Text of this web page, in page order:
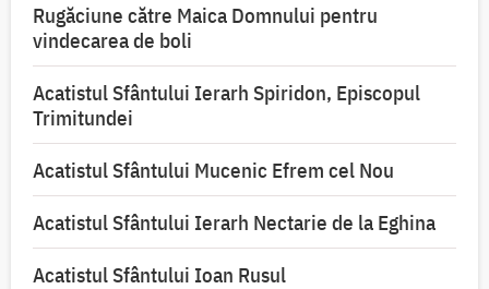
Rugăciune către Maica Domnului pentru
vindecarea de boli
Acatistul Sfântului Ierarh Spiridon, Episcopul
Trimitundei
Acatistul Sfântului Mucenic Efrem cel Nou
Acatistul Sfântului Ierarh Nectarie de la Eghina
Acatistul Sfântului Ioan Rusul